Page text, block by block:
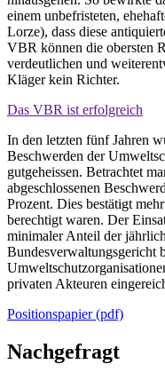
einem unbefristeten,
Lorze), dass diese
VBR können die obersten
verdeutlichen und
Kläger kein Richter.
Das VBR ist erfolgreich
In den letzten fünf Jahren
Beschwerden der
gutgeheissen. Betrachtet
abgeschlossenen
Prozent. Dies bestätigt
berechtigt waren. Der
minimaler Anteil der
Bundesverwaltungsgericht
privaten Akteuren
Positionspapier (pdf)
Nachgefragt